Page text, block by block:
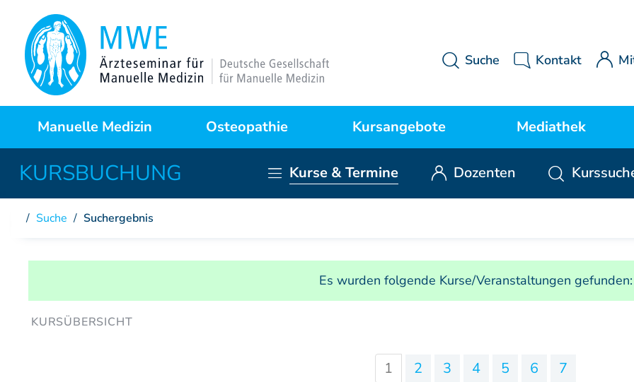
Suche Kontakt
Manuelle Medizin
Was ist das?
Osteopathie
Warum Osteopathie?
Kursangebote
Kurse Manuelle Medizin
Kurse Manuelle Therapie
Mediathek
MWE Aktuell
Videos
Kurse & Termine Dozenten
Suche / Suchergebnis
Es wurden folgende Kurse/Veranstaltungen gefunden:
1 2 3 4 5 6 7